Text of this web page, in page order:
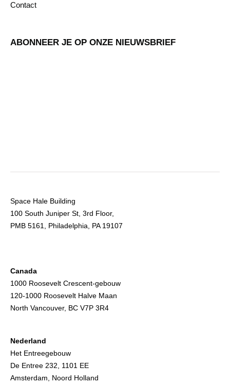
Contact
ABONNEER JE OP ONZE NIEUWSBRIEF
Space Hale Building
100 South Juniper St, 3rd Floor,
PMB 5161, Philadelphia, PA 19107
Canada
1000 Roosevelt Crescent-gebouw
120-1000 Roosevelt Halve Maan
North Vancouver, BC V7P 3R4
Nederland
Het Entreegebouw
De Entree 232, 1101 EE
Amsterdam, Noord Holland